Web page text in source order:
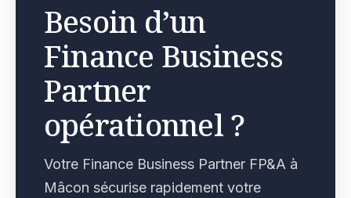
Besoin d’un
Finance Business
Partner
opérationnel ?
Votre Finance Business Partner FP&A à
Mâcon sécurise rapidement votre